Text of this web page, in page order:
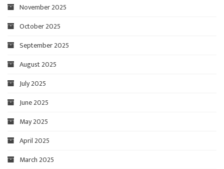
November 2025
October 2025
September 2025
August 2025
July 2025
June 2025
May 2025
April 2025
March 2025